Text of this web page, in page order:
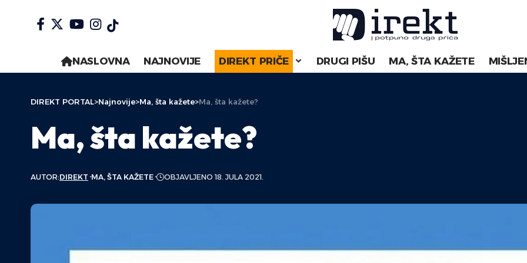
NASLOVNA NAJNOVIJE DIREKT PRIČE DRUGI PIŠU MA, ŠTA KAŽETE
DIREKT PORTAL>Najnovije>Ma, šta kažete>Ma, šta kažete?
Ma, šta kažete?
AUTOR:DIREKT MA, ŠTA KAŽETE OBJAVLJENO 18. JULA 2021.